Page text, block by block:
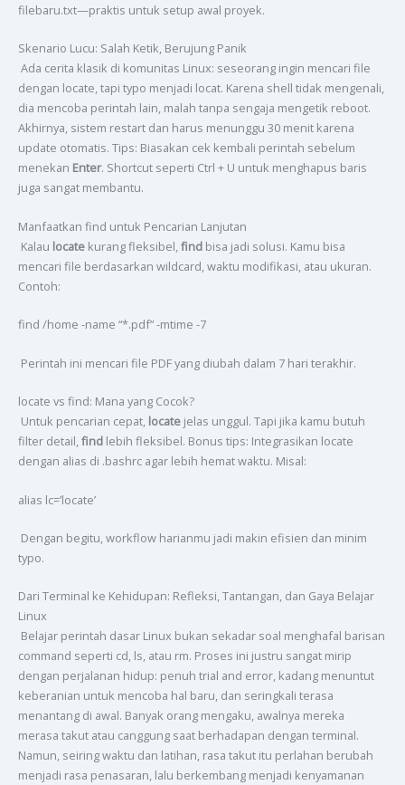
filebaru.txt—praktis untuk setup awal proyek.
Skenario Lucu: Salah Ketik, Berujung Panik
Ada cerita klasik di komunitas Linux: seseorang ingin mencari file
dengan locate, tapi typo menjadi locat. Karena shell tidak mengenali,
dia mencoba perintah lain, malah tanpa sengaja mengetik reboot.
Akhirnya, sistem restart dan harus menunggu 30 menit karena
update otomatis. Tips: Biasakan cek kembali perintah sebelum
menekan Enter. Shortcut seperti Ctrl + U untuk menghapus baris
juga sangat membantu.
Manfaatkan find untuk Pencarian Lanjutan
Kalau locatekurang fleksibel,findbisa jadi solusi. Kamu bisa
mencari file berdasarkan wildcard, waktu modifikasi, atau ukuran.
Contoh:
find /home -name “*.pdf” -mtime -7
Perintah ini mencari file PDF yang diubah dalam 7 hari terakhir.
locate vs find: Mana yang Cocok?
Untuk pencarian cepat, locatejelas unggul. Tapi jika kamu butuh
filter detail,findlebih fleksibel. Bonus tips: Integrasikan locate
dengan alias di .bashrc agar lebih hemat waktu. Misal:
alias lc=’locate’
Dengan begitu, workflow harianmu jadi makin efisien dan minim
typo.
Dari Terminal ke Kehidupan: Refleksi, Tantangan, dan Gaya Belajar
Linux
Belajar perintah dasar Linux bukan sekadar soal menghafal barisan
command seperti cd, ls, atau rm. Proses ini justru sangat mirip
dengan perjalanan hidup: penuh trial and error, kadang menuntut
keberanian untuk mencoba hal baru, dan seringkali terasa
menantang di awal. Banyak orang mengaku, awalnya mereka
merasa takut atau canggung saat berhadapan dengan terminal.
Namun, seiring waktu dan latihan, rasa takut itu perlahan berubah
menjadi rasa penasaran, lalu berkembang menjadi kenyamanan